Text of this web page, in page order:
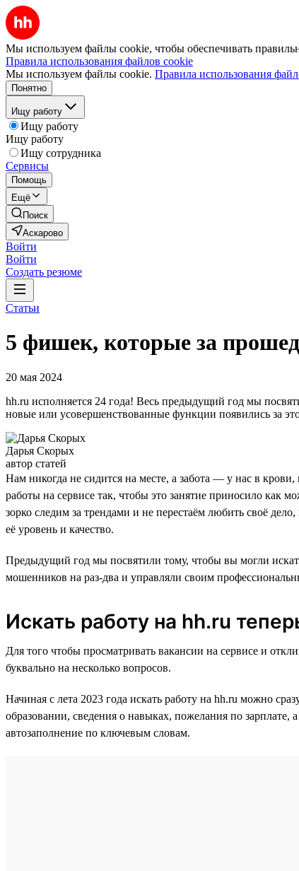
Мы используем файлы cookie, чтобы обеспечивать
Правила использования файлов cookie
Мы используем файлы cookie. Правила использования
Понятно
Ищу работу
Ищу работу
Ищу работу
Ищу сотрудника
Сервисы
Помощь
Ещё
Поиск
Аскарово
Войти
Войти
Создать резюме
Статьи
5 фишек, которые за
20 мая 2024
hh.ru исполняется 24 года! Весь предыдущий год мы
новые или усовершенствованные функции появились за
Дарья Скорых
автор статей
Нам никогда не сидится на месте, а забота — у нас в
работы на сервисе так, чтобы это занятие приносило как
зорко следим за трендами и не перестаём любить своё
её уровень и качество.
Предыдущий год мы посвятили тому, чтобы вы могли
мошенников на раз-два и управляли своим
Искать работу на hh.ru
Для того чтобы просматривать вакансии на сервисе и
буквально на несколько вопросов.
Начиная с лета 2023 года искать работу на hh.ru можно
образовании, сведения о навыках, пожелания по
автозаполнение по ключевым словам.